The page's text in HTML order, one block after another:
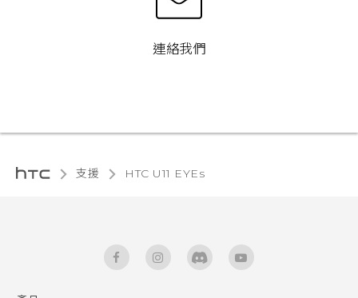
連絡我們
支援 HTC U11 EYEs‎